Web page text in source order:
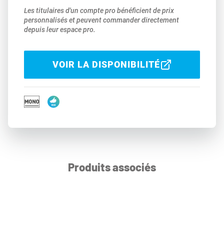
Les titulaires d'un compte pro bénéficient de prix
personnalisés et peuvent commander directement
depuis leur espace pro.
VOIR LA DISPONIBILITÉ
Produits associés